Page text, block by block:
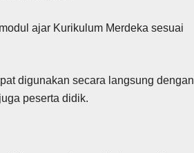
ajar Kurikulum Merdeka sesuai
digunakan secara langsung dengan
peserta didik.